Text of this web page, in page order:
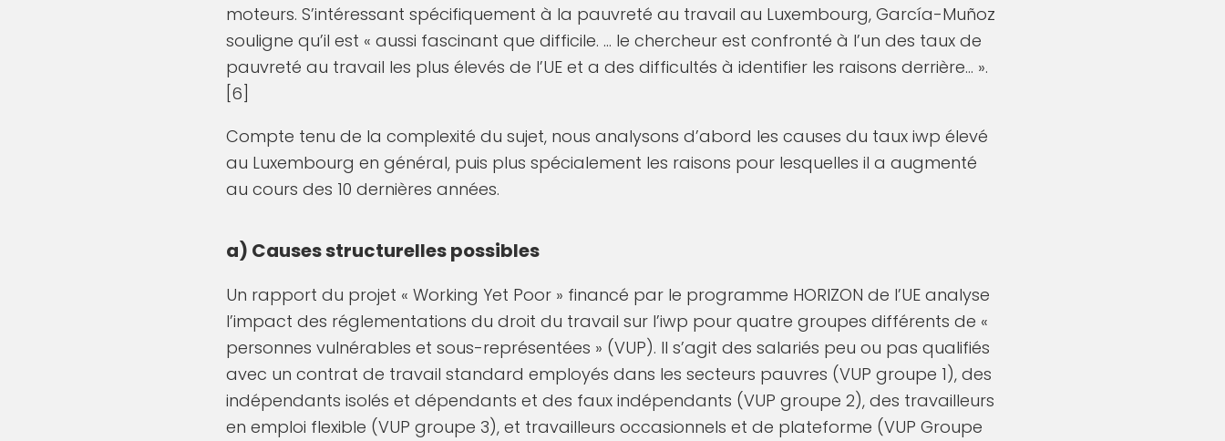
moteurs. S’intéressant spécifiquement à la pauvreté au travail au Luxembourg, García-Muñoz
souligne qu’il est « aussi fascinant que difficile. … le chercheur est confronté à l’un des taux de
pauvreté au travail les plus élevés de l’UE et a des difficultés à identifier les raisons derrière… ».
[6]
Compte tenu de la complexité du sujet, nous analysons d’abord les causes du taux iwp élevé
au Luxembourg en général, puis plus spécialement les raisons pour lesquelles il a augmenté
au cours des 10 dernières années.
a) Causes structurelles possibles
Un rapport du projet « Working Yet Poor » financé par le programme HORIZON de l’UE analyse
l’impact des réglementations du droit du travail sur l’iwp pour quatre groupes différents de «
personnes vulnérables et sous-représentées » (VUP). Il s’agit des salariés peu ou pas qualifiés
avec un contrat de travail standard employés dans les secteurs pauvres (VUP groupe 1), des
indépendants isolés et dépendants et des faux indépendants (VUP groupe 2), des travailleurs
en emploi flexible (VUP groupe 3), et travailleurs occasionnels et de plateforme (VUP Groupe